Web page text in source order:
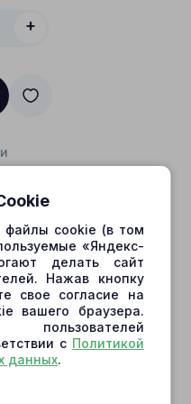
+
формы, с плоскими
имеется
детали используется
файлы cookie (в том
«Яндекс-
делать сайт
Нажав кнопку
свое согласие на
вашего браузера.
с Политикой
данных.